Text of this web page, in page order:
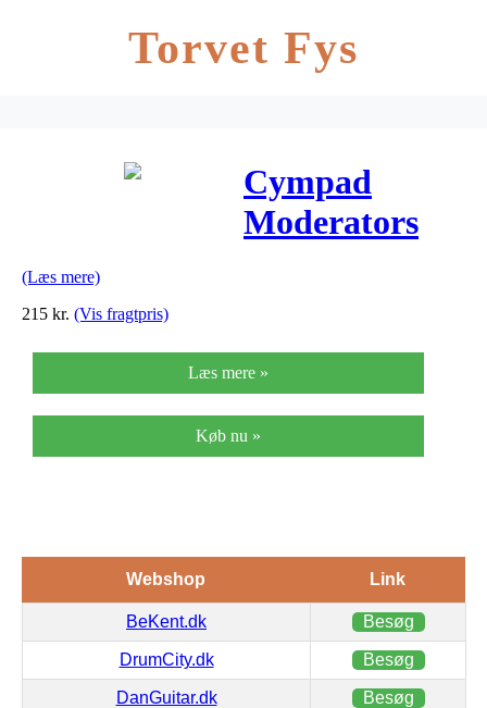
Torvet Fys
Cympad
Moderators
(Læs mere)
215 kr. (Vis fragtpris)
Læs mere »
Køb nu »
Webshop Link
BeKent.dk Besøg
DrumCity.dk Besøg
DanGuitar.dk Besøg